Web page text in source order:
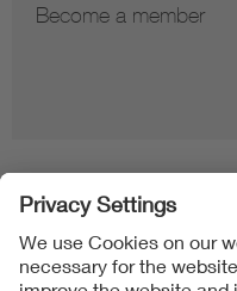
Become a member
Folgen Sie uns